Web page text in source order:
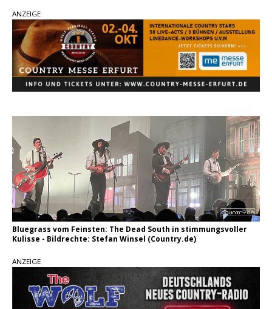
„Choosin‘ Texas“ gehört zu den größten Hits
aller Zeiten
pez veröffentlicht neue Single „Late Night
Talks“ – eine Hymne auf unvergessliche
Sommernächte
Morgan Wallen, Dolly Parton und Riley Green im
ANZEIGE
Bluegrass vom Feinsten: The Dead South in stimmungsvoller
Kulisse - Bildrechte: Stefan Winsel (Country.de)
ANZEIGE